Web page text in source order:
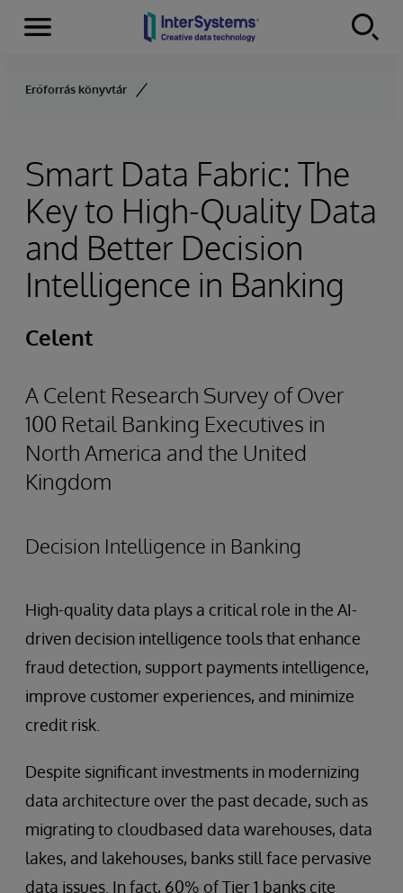
Skip to content
Menu
Erőforrás könyvtár
Smart Data Fabric: The
Key to High-Quality Data
and Better Decision
Intelligence in Banking
Celent
A Celent Research Survey of Over
100 Retail Banking Executives in
North America and the United
Kingdom
Decision Intelligence in Banking
High-quality data plays a critical role in the AI-
driven decision intelligence tools that enhance
fraud detection, support payments intelligence,
improve customer experiences, and minimize
credit risk.
Despite significant investments in modernizing
data architecture over the past decade, such as
migrating to cloudbased data warehouses, data
lakes, and lakehouses, banks still face pervasive
data issues. In fact, 60% of Tier 1 banks cite